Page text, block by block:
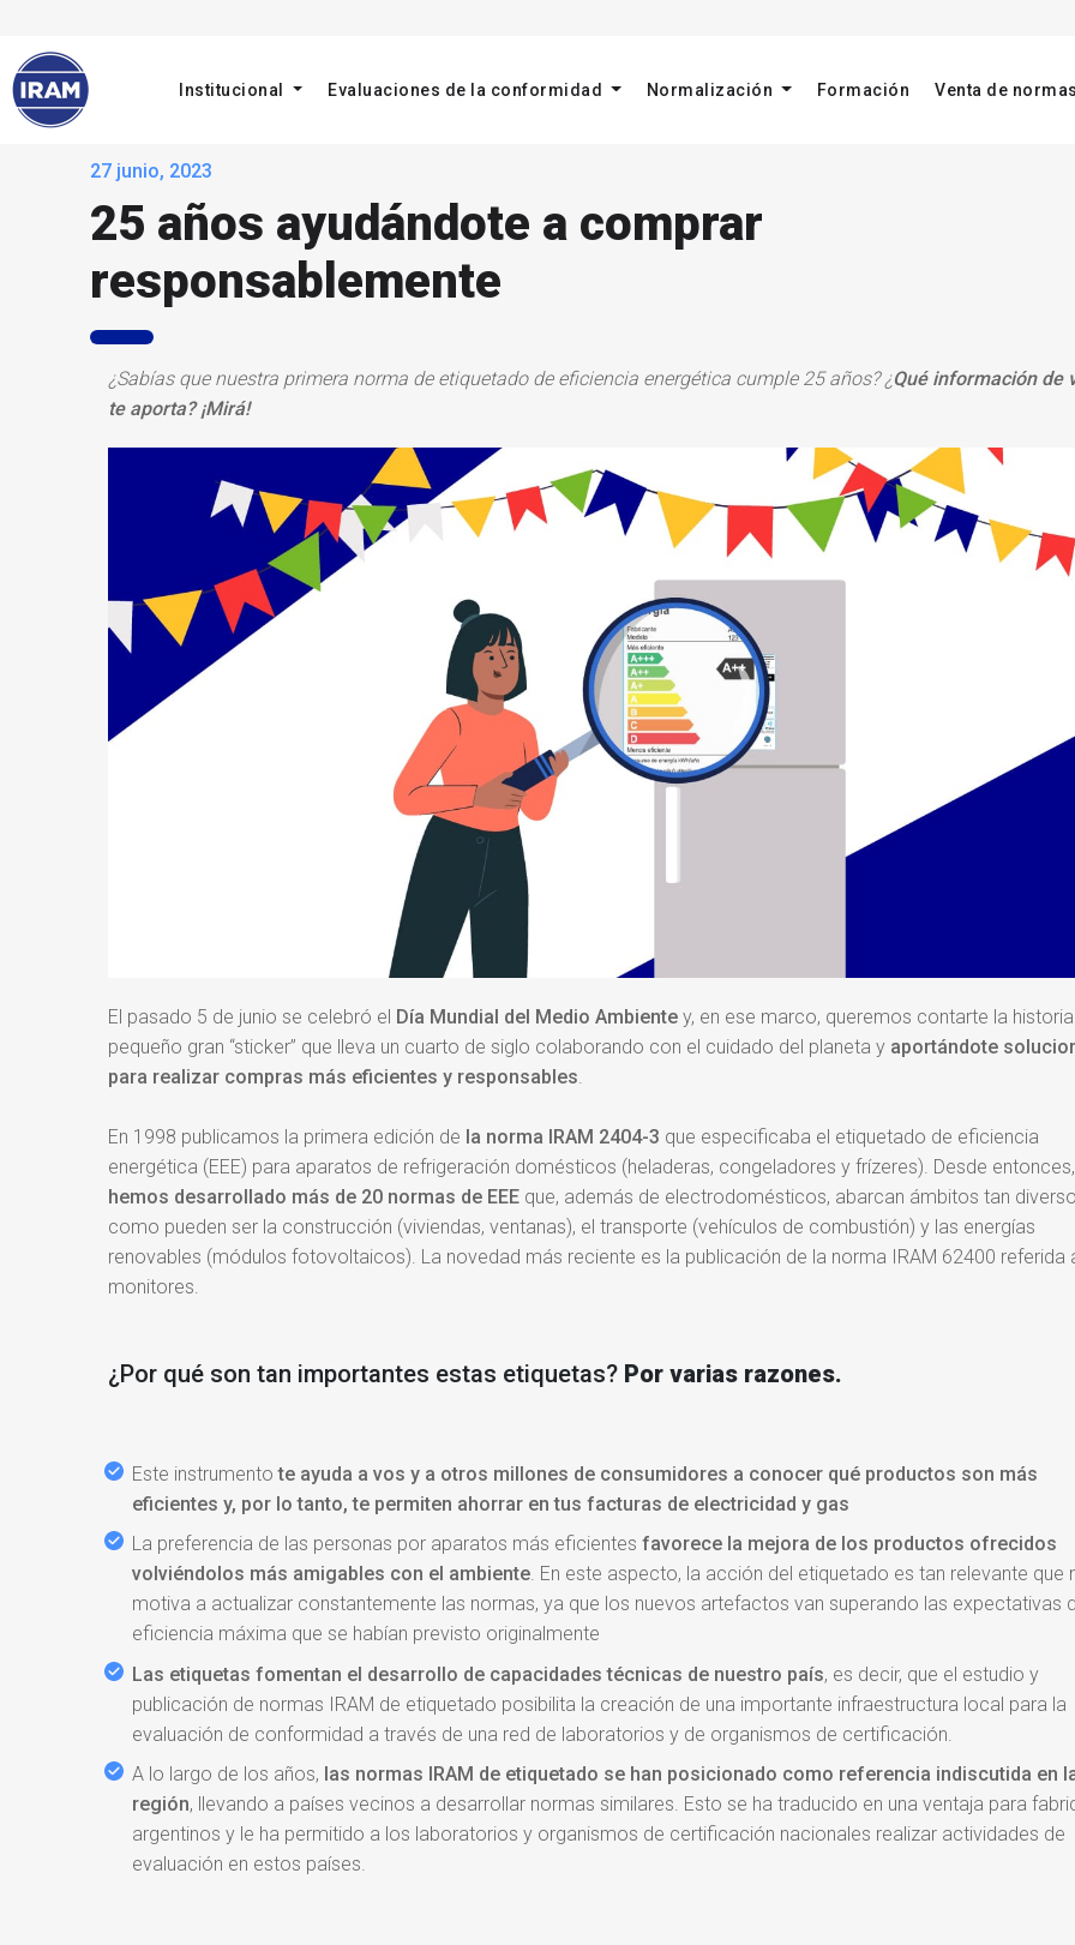
Institucional Evaluaciones de la conformidad Normalización Formación Venta de normas
27 junio, 2023
25 años ayudándote a comprar
responsablemente
¿Sabías que nuestra primera norma de etiquetado de eficiencia energética cumple 25 años? ¿Qué información de
te aporta? ¡Mirá!
El pasado 5 de junio se celebró el Día Mundial del Medio Ambiente y, en ese marco, queremos contarte la
pequeño gran “sticker” que lleva un cuarto de siglo colaborando con el cuidado del planeta y aportándote
para realizar compras más eficientes y responsables.
En 1998 publicamos la primera edición de la norma IRAM 2404-3 que especificaba el etiquetado de eficiencia
energética (EEE) para aparatos de refrigeración domésticos (heladeras, congeladores y frízeres). Desde entonces,
hemos desarrollado más de 20 normas de EEE que, además de electrodomésticos, abarcan ámbitos tan
como pueden ser la construcción (viviendas, ventanas), el transporte (vehículos de combustión) y las energías
renovables (módulos fotovoltaicos). La novedad más reciente es la publicación de la norma IRAM 62400 referida
monitores.
¿Por qué son tan importantes estas etiquetas? Por varias razones.
Este instrumentote ayuda a vos y a otros millones de consumidores a conocer qué productos son más
eficientes y, por lo tanto, te permiten ahorrar en tus facturas de electricidad y gas
La preferencia de las personas por aparatos más eficientes favorece la mejora de los productos ofrecidos
volviéndolos más amigables con el ambiente. En este aspecto, la acción del etiquetado es tan relevante que
motiva a actualizar constantemente las normas, ya que los nuevos artefactos van superando las expectativas
eficiencia máxima que se habían previsto originalmente
Las etiquetas fomentan el desarrollo de capacidades técnicas de nuestro país, es decir, que el estudio y
publicación de normas IRAM de etiquetado posibilita la creación de una importante infraestructura local para la
evaluación de conformidad a través de una red de laboratorios y de organismos de certificación.
A lo largo de los años, las normas IRAM de etiquetado se han posicionado como referencia indiscutida en
región, llevando a países vecinos a desarrollar normas similares. Esto se ha traducido en una ventaja para
argentinos y le ha permitido a los laboratorios y organismos de certificación nacionales realizar actividades de
evaluación en estos países.